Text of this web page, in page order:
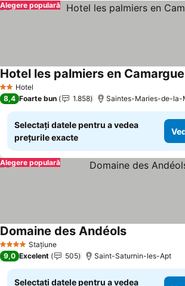
Alegere populară
2 SteleHotel
Hotel les palmiers en Camargue
8,4 Foarte bun 1.858 Saintes-Maries-de-la-
Selectați datele pentru a vedea
prețurile exacte
Alegere populară
4 Stele Stațiune
Domaine des AndéolsVedeți
9,0 Excelent 505 Saint-Saturnin-les-Apt
Selectați datele pentru a vedea